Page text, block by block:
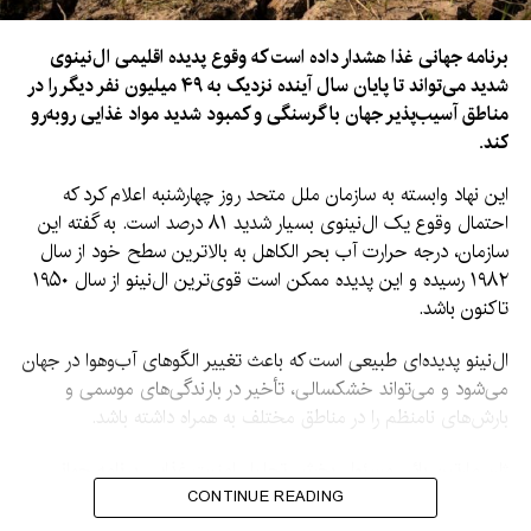
برنامه جهانی غذا هشدار داده است که وقوع پدیده اقلیمی ال‌نینوی
شدید می‌تواند تا پایان سال آینده نزدیک به ۴۹ میلیون نفر دیگر را در
مناطق آسیب‌پذیر جهان با گرسنگی و کمبود شدید مواد غذایی روبه‌رو
کند.
این نهاد وابسته به سازمان ملل متحد روز چهارشنبه اعلام کرد که
احتمال وقوع یک ال‌نینوی بسیار شدید ۸۱ درصد است. به گفته این
سازمان، درجه حرارت آب بحر الکاهل به بالاترین سطح خود از سال
۱۹۸۲ رسیده و این پدیده ممکن است قوی‌ترین ال‌نینو از سال ۱۹۵۰
تاکنون باشد.
ال‌نینو پدیده‌ای طبیعی است که باعث تغییر الگوهای آب‌وهوا در جهان
می‌شود و می‌تواند خشکسالی، تأخیر در بارندگی‌های موسمی و
بارش‌های نامنظم را در مناطق مختلف به همراه داشته باشد.
ژان مارتین بائر، مسئول بخش تحلیل امنیت غذایی برنامه جهانی
غذا، گفت: «در گذشته، ال‌نینو بارها باعث گرسنگی گسترده در جهان
CONTINUE READING